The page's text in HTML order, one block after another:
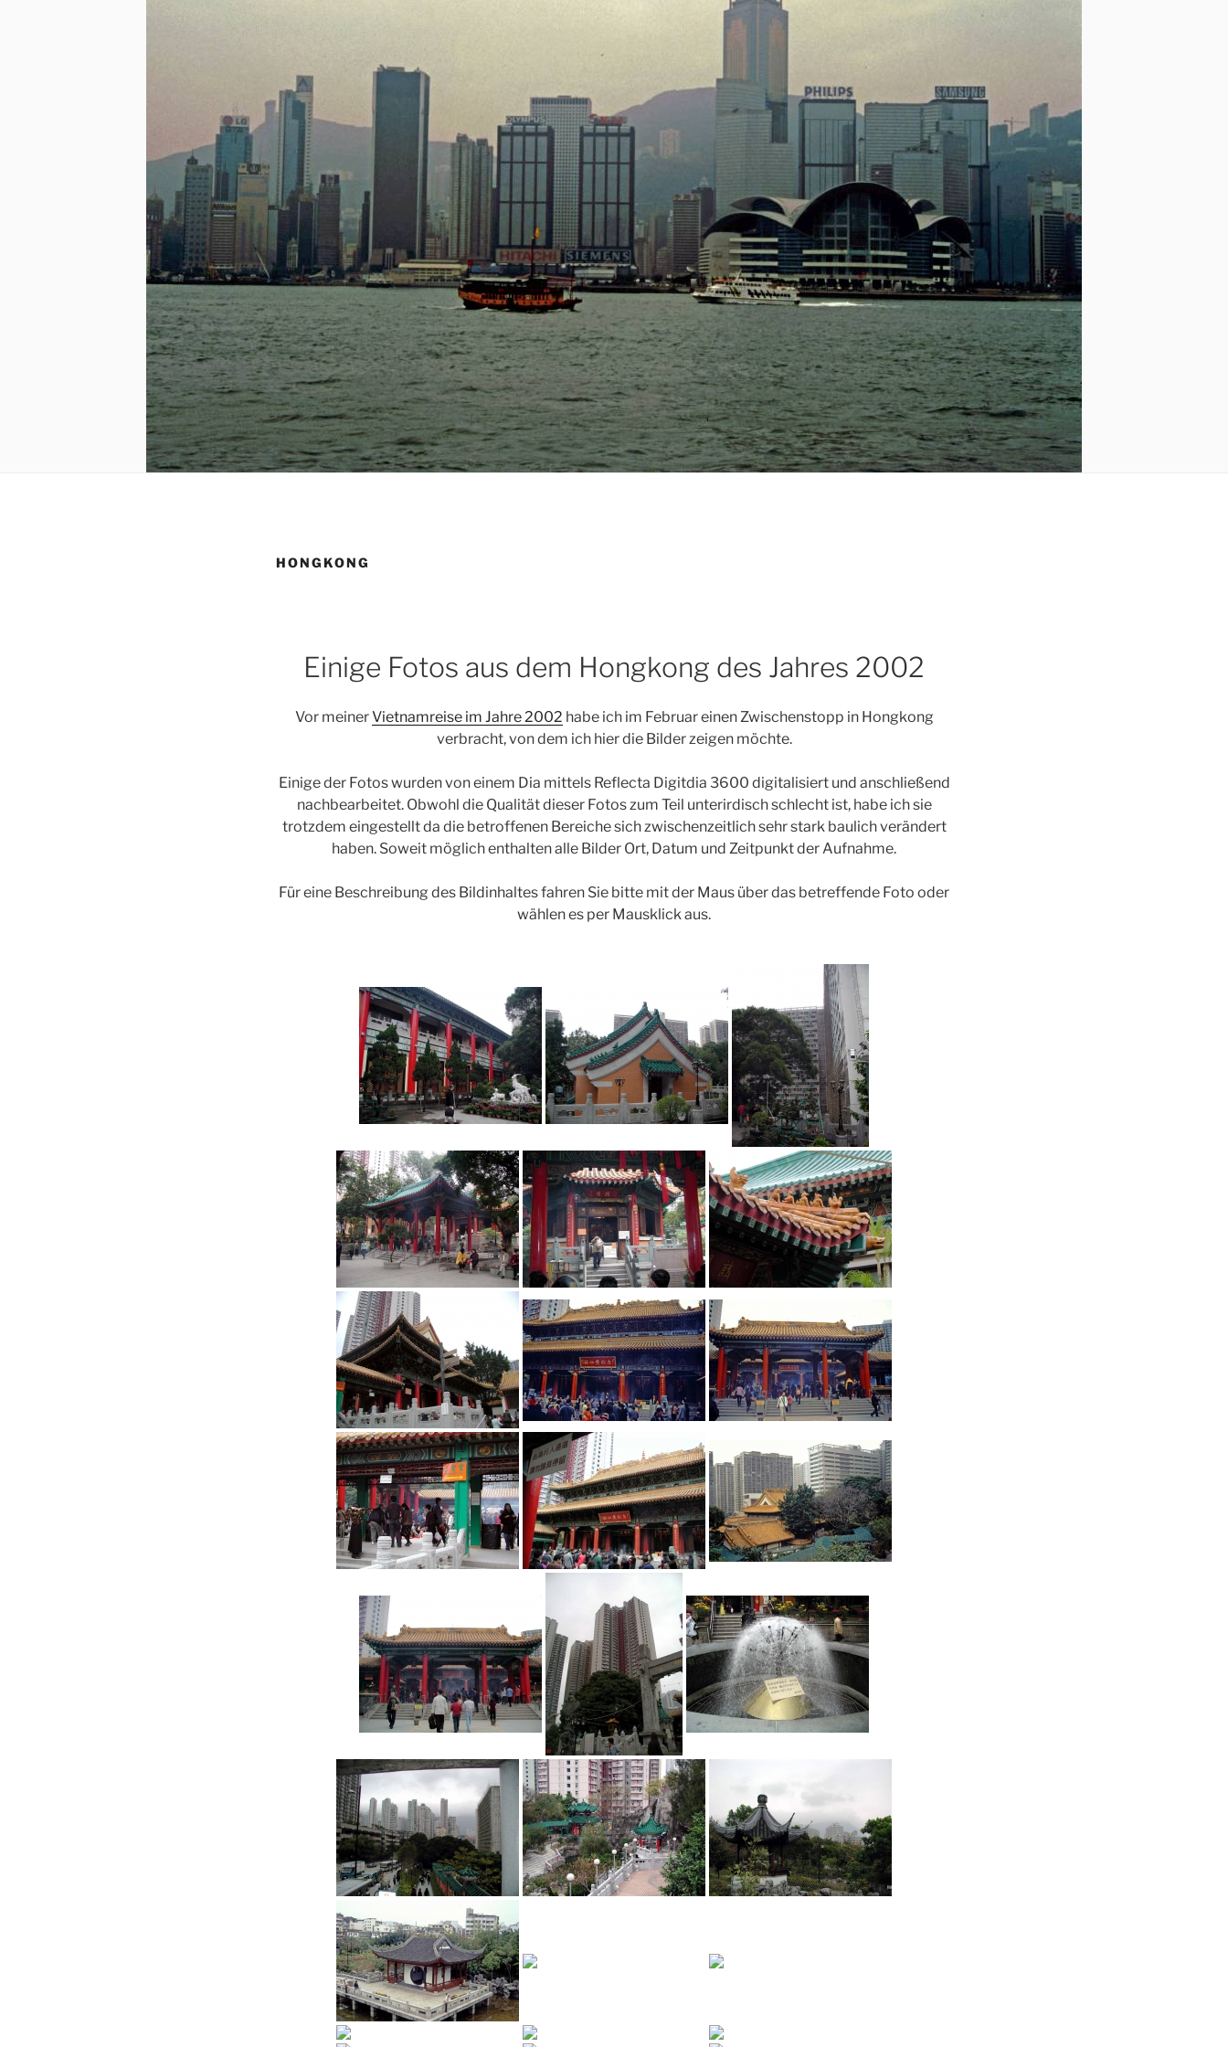
HONGKONG
Einige Fotos aus dem Hongkong des Jahres 2002
Vor meinerVietnamreise im Jahre 2002 habe ich im Februar einen Zwischenstopp in Hongkong
verbracht, von dem ich hier die Bilder zeigen möchte.
Einige der Fotos wurden von einem Dia mittels Reflecta Digitdia 3600 digitalisiert und anschließend
nachbearbeitet. Obwohl die Qualität dieser Fotos zum Teil unterirdisch schlecht ist, habe ich sie
trotzdem eingestellt da die betroffenen Bereiche sich zwischenzeitlich sehr stark baulich verändert
haben. Soweit möglich enthalten alle Bilder Ort, Datum und Zeitpunkt der Aufnahme.
Für eine Beschreibung des Bildinhaltes fahren Sie bitte mit der Maus über das betreffende Foto oder
wählen es per Mausklick aus.